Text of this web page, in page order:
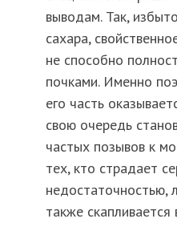
выводам. Так,
сахара,
не способно
почками. Именно
его часть
свою очередь
частых позывов к
тех, кто страдает
недостаточностью,
также скапливается